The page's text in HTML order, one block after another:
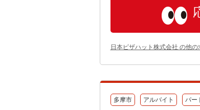
日本ピザハット株式会社 の他の
多摩市 アルバイト パー